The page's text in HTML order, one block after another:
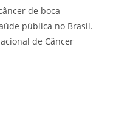
de boca
pública no Brasil.
de Câncer